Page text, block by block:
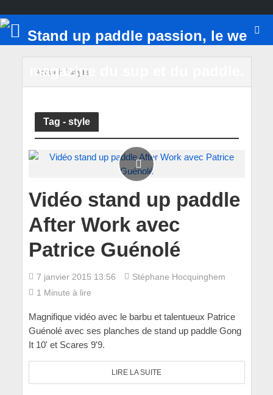
Accueil/ style
Tag - style
Vidéo stand up paddle
After Work avec
Patrice Guénolé
7 janvier 2015 13:56
Stéphane Hocquinghem
1 Minute à lire
Magnifique vidéo avec le barbu et talentueux Patrice
Guénolé avec ses planches de stand up paddle Gong
It 10' et Scares 9'9.
LIRE LA SUITE